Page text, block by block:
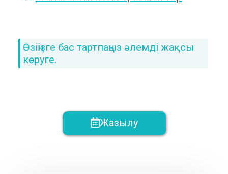
Өзіңізге бас тартпаңыз әлемді жақсы
көруге.
Жазылу